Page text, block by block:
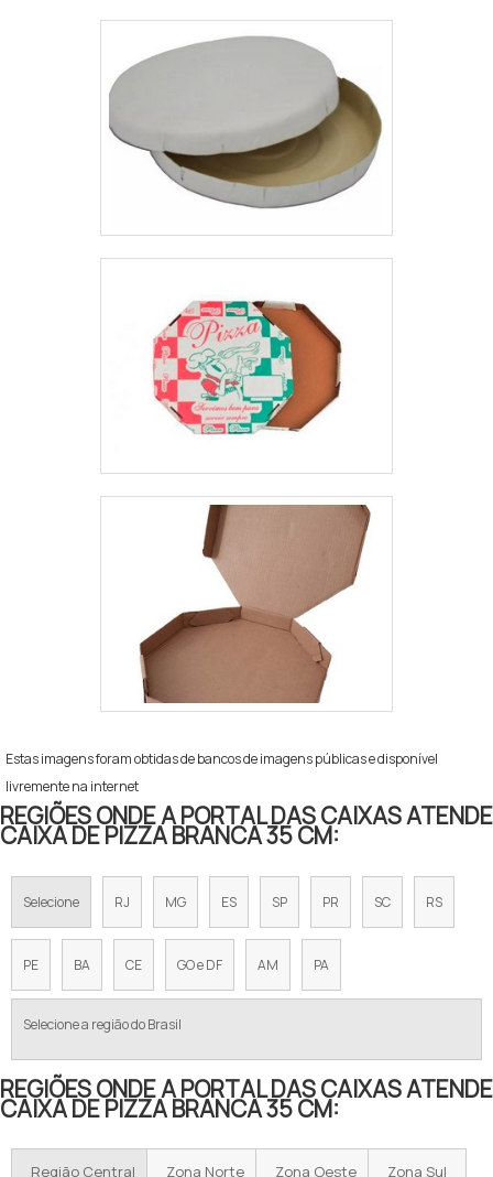
Estas imagens foram obtidas de bancos de imagens públicas e disponível
livremente na internet
REGIÕES ONDE A PORTAL DAS CAIXAS ATENDE
CAIXA DE PIZZA BRANCA 35 CM:
Selecione RJ MG ES SP PR SC RS
PE BA CE GO e DF AM PA
Selecione a região do Brasil
REGIÕES ONDE A PORTAL DAS CAIXAS ATENDE
CAIXA DE PIZZA BRANCA 35 CM:
Região Central Zona Norte Zona Oeste Zona Sul